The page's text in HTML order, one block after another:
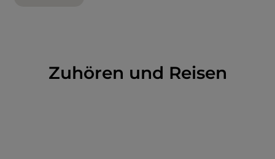
Zuhören und Reisen